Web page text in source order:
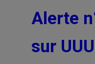
Alerte
sur